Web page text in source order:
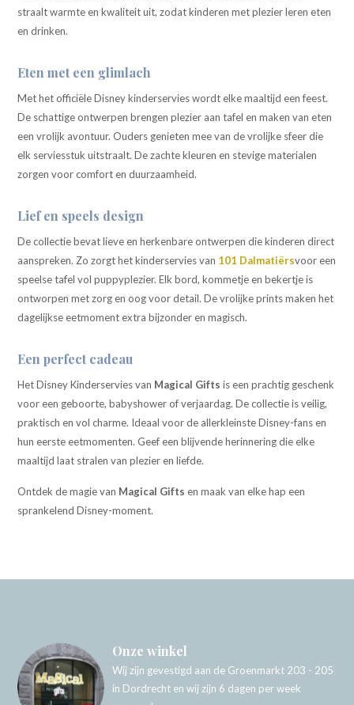
straalt warmte en kwaliteit uit, zodat kinderen met plezier leren eten
en drinken.
Eten met een glimlach
Met het officiële Disney kinderservies wordt elke maaltijd een feest.
De schattige ontwerpen brengen plezier aan tafel en maken van eten
een vrolijk avontuur. Ouders genieten mee van de vrolijke sfeer die
elk serviesstuk uitstraalt. De zachte kleuren en stevige materialen
zorgen voor comfort en duurzaamheid.
Lief en speels design
De collectie bevat lieve en herkenbare ontwerpen die kinderen direct
aanspreken. Zo zorgt het kinderservies van 101 Dalmatiërsvoor een
speelse tafel vol puppyplezier. Elk bord, kommetje en bekertje is
ontworpen met zorg en oog voor detail. De vrolijke prints maken het
dagelijkse eetmoment extra bijzonder en magisch.
Een perfect cadeau
Het Disney Kinderservies van Magical Gifts is een prachtig geschenk
voor een geboorte, babyshower of verjaardag. De collectie is veilig,
praktisch en vol charme. Ideaal voor de allerkleinste Disney-fans en
hun eerste eetmomenten. Geef een blijvende herinnering die elke
maaltijd laat stralen van plezier en liefde.
Ontdek de magie van Magical Gifts en maak van elke hap een
sprankelend Disney-moment.
Onze winkel
Wij zijn gevestigd aan de Groenmarkt 203 - 205
in Dordrecht en wij zijn 6 dagen per week